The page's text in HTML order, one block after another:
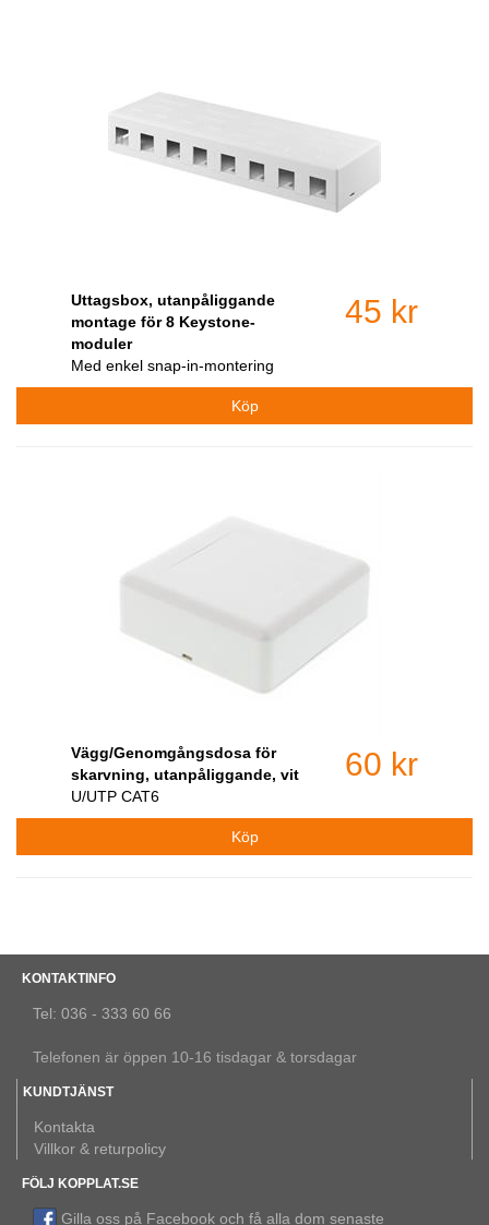
Uttagsbox, utanpåliggande
montage för 8 Keystone-
moduler
Med enkel snap-in-montering
45 kr
Vägg/Genomgångsdosa för
skarvning, utanpåliggande, vit
U/UTP CAT6
60 kr
KONTAKTINFO
Tel: 036 - 333 60 66
Telefonen är öppen 10-16 tisdagar & torsdagar
KUNDTJÄNST
Kontakta
Villkor & returpolicy
FÖLJ KOPPLAT.SE
Gilla oss på Facebook och få alla dom senaste